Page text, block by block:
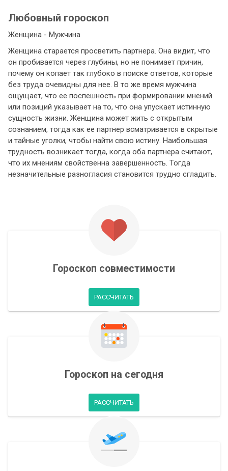
Любовный гороскоп
Женщина - Мужчина
Женщина старается просветить партнера. Она видит, что
он пробивается через глубины, но не понимает причин,
почему он копает так глубоко в поиске ответов, которые
без труда очевидны для нее. В то же время мужчина
ощущает, что ее поспешность при формировании мнений
или позиций указывает на то, что она упускает истинную
сущность жизни. Женщина может жить с открытым
сознанием, тогда как ее партнер всматривается в скрытые
и тайные уголки, чтобы найти свою истину. Наибольшая
трудность возникает тогда, когда оба партнера считают,
что их мнениям свойственна завершенность. Тогда
незначительные разногласия становится трудно сгладить.
Гороскоп совместимости
РАССЧИТАТЬ
Гороскоп на сегодня
РАССЧИТАТЬ